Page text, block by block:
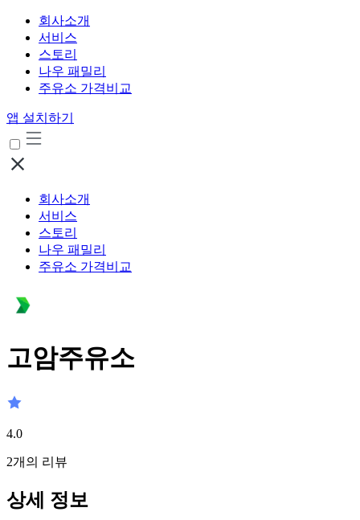
회사소개
서비스
스토리
나우 패밀리
주유소 가격비교
앱 설치하기
회사소개
서비스
스토리
나우 패밀리
주유소 가격비교
고암주유소
4.0
2개의 리뷰
상세 정보